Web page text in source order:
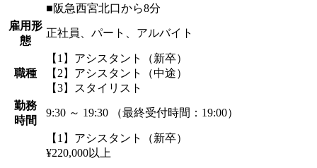
■阪急西宮北口から8分
雇用形
態
正社員、パート、アルバイト
職種
【1】アシスタント（新卒）
【2】アシスタント（中途）
【3】スタイリスト
勤務
時間
9:30 ～ 19:30 （最終受付時間：19:00）
【1】アシスタント（新卒）
¥220,000以上